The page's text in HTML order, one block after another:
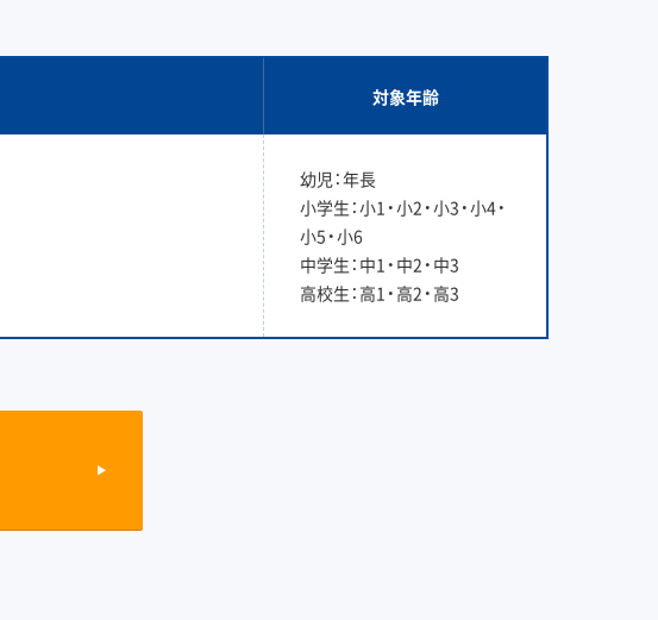
対象年齢
幼児：年長
小学生：小1・小2・小3・小4・
小5・小6
中学生：中1・中2・中3
高校生：高1・高2・高3